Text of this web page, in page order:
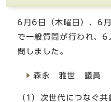
6月6日（木曜日）、6
で一般質問が行われ、6
問しました。
森永 雅世 議員
（1）次世代につなぐ